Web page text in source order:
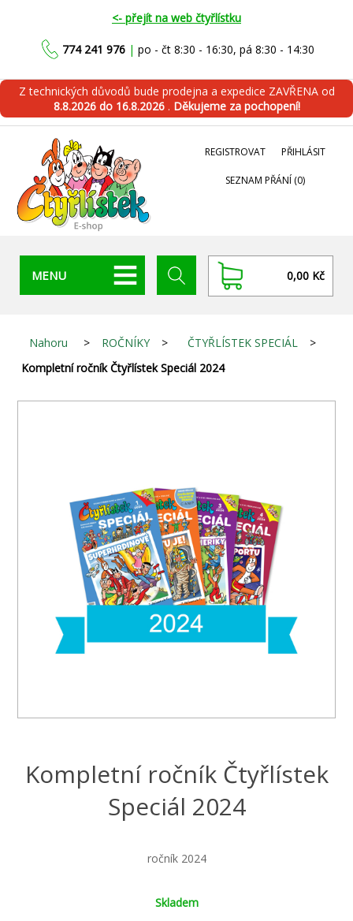
<- přejít na web čtyřlístku
774 241 976 | po - čt 8:30 - 16:30, pá 8:30 - 14:30
Z technických důvodů bude prodejna a expedice ZAVŘENA od
8.8.2026 do 16.8.2026 . Děkujeme za pochopení!
REGISTROVAT PŘIHLÁSIT
SEZNAM PŘÁNÍ (0)
MENU 0,00 Kč
Nahoru > ROČNÍKY > ČTYŘLÍSTEK SPECIÁL
>
Kompletní ročník Čtyřlístek Speciál 2024
Kompletní ročník Čtyřlístek
Speciál 2024
ročník 2024
Skladem